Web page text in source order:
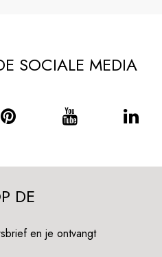
SOCIALE MEDIA
DE
en je ontvangt